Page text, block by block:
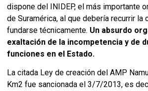
dispone del INIDEP, el más importante
de Suramérica, al que debería recurrir la
fundarse técnicamente. Un absurdo
exaltación de la incompetencia y de
funciones en el Estado.
La citada Ley de creación del AMP
Km2 fue sancionada el 3/7/2013, es